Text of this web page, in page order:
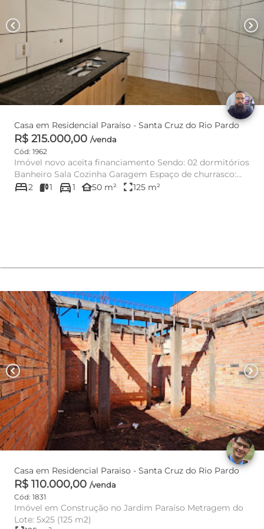
chevron_left chevron_right
Casa em Residencial Paraíso - Santa Cruz do Rio Pardo
R$ 215.000,00 /venda
Cód: 1962
Imóvel novo aceita financiamento Sendo: 02 dormitórios
Banheiro Sala Cozinha Garagem Espaço de churrasco:
Balc...
bed2 1 directions_car1 other_houses50 m² fullscreen125 m²
chevron_left chevron_right
Casa em Residencial Paraiso - Santa Cruz do Rio Pardo
R$ 110.000,00 /venda
Cód: 1831
Imóvel em Construção no Jardim Paraíso Metragem do
Lote: 5x25 (125 m2)